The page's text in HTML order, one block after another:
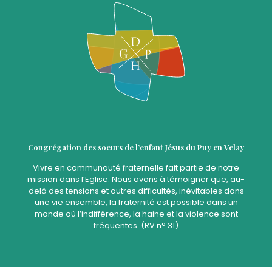
Congrégation des soeurs de l’enfant Jésus du Puy en Velay
Vivre en communauté fraternelle fait partie de notre
mission dans l’Eglise. Nous avons à témoigner que, au-
delà des tensions et autres difficultés, inévitables dans
une vie ensemble, la fraternité est possible dans un
monde où l’indifférence, la haine et la violence sont
fréquentes. (RV n° 31)